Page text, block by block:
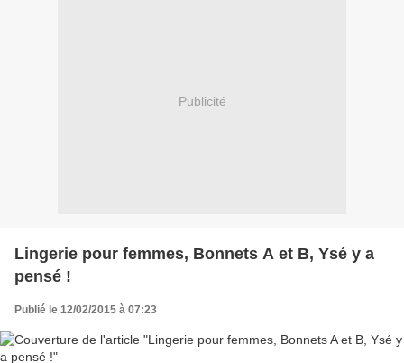
Publicité
Lingerie pour femmes, Bonnets A et B, Ysé y a
pensé !
Publié le 12/02/2015 à 07:23